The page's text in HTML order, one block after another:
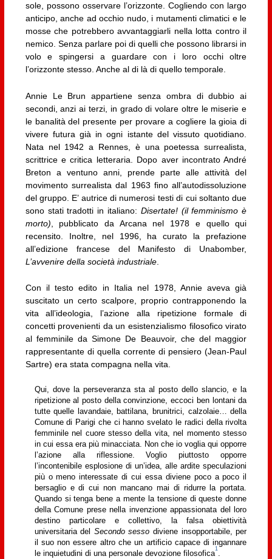
sole, possono osservare l’orizzonte. Cogliendo con largo
anticipo, anche ad occhio nudo, i mutamenti climatici e le
mosse che potrebbero avvantaggiarli nella lotta contro il
nemico. Senza parlare poi di quelli che possono librarsi in
volo e spingersi a guardare con i loro occhi oltre
l’orizzonte stesso. Anche al di là di quello temporale.
Annie Le Brun appartiene senza ombra di dubbio ai
secondi, anzi ai terzi, in grado di volare oltre le miserie e
le banalità del presente per provare a cogliere la gioia di
vivere futura già in ogni istante del vissuto quotidiano.
Nata nel 1942 a Rennes, è una poetessa surrealista,
scrittrice e critica letteraria. Dopo aver incontrato André
Breton a ventuno anni, prende parte alle attività del
movimento surrealista dal 1963 fino all’autodissoluzione
del gruppo. E’ autrice di numerosi testi di cui soltanto due
sono stati tradotti in italiano: Disertate! (il femminismo è
morto) , pubblicato da Arcana nel 1978 e quello qui
recensito. Inoltre, nel 1996, ha curato la prefazione
all’edizione francese del Manifesto di Unabomber,
L’avvenire della società industriale.
Con il testo edito in Italia nel 1978, Annie aveva già
suscitato un certo scalpore, proprio contrapponendo la
vita all’ideologia, l’azione alla ripetizione formale di
concetti provenienti da un esistenzialismo filosofico virato
al femminile da Simone De Beauvoir, che del maggior
rappresentante di quella corrente di pensiero (Jean-Paul
Sartre) era stata compagna nella vita.
Qui, dove la perseveranza sta al posto dello slancio, e la
ripetizione al posto della convinzione, eccoci ben lontani da
tutte quelle lavandaie, battilana, brunitrici, calzolaie… della
Comune di Parigi che ci hanno svelato le radici della rivolta
femminile nel cuore stesso della vita, nel momento stesso
in cui essa era più minacciata. Non che io voglia qui opporre
l’azione alla riflessione. Voglio piuttosto opporre
l’incontenibile esplosione di un’idea, alle ardite speculazioni
più o meno interessate di cui essa diviene poco a poco il
bersaglio e di cui non mancano mai di ridurre la portata.
Quando si tenga bene a mente la tensione di queste donne
della Comune prese nella invenzione appassionata del loro
destino particolare e collettivo, la falsa obiettività
universitaria del Secondo sesso diviene insopportabile, per
il suo non essere altro che un artificio capace di ingannare
le inquietudini di una personale devozione filosofica
1
.